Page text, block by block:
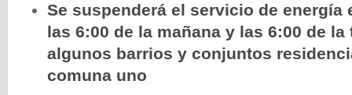
Se suspenderá el servicio de energía
las 6:00 de la mañana y las 6:00 de la
algunos barrios y conjuntos
comuna uno